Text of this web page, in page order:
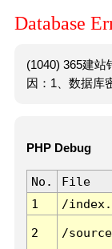
Database
(1040) 365建站
因：1、数据库
PHP Debug
No. File
1
/
2 /